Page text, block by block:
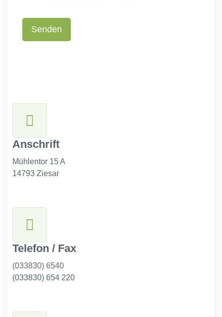
Senden
Anschrift
Mühlentor 15 A
14793 Ziesar
Telefon / Fax
(033830) 6540
(033830) 654 220